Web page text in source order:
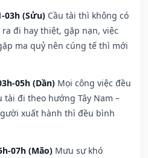
03h (Sửu) Cầu tài thì không có
đi hay thiệt, gặp nạn, việc
ma quỷ nên cúng tế thì mới
05h (Dần) Mọi công việc đều
đi theo hướng Tây Nam –
xuất hành thì đều bình
07h (Mão) Mưu sự khó